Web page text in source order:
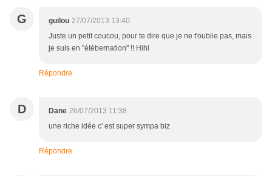
G guilou 27/07/2013 13:40
Juste un petit coucou, pour te dire que je ne t'oublie pas, mais
je suis en "étébernation" !! Hihi
Répondre
D Dane 26/07/2013 11:38
une riche idée c' est super sympa biz
Répondre